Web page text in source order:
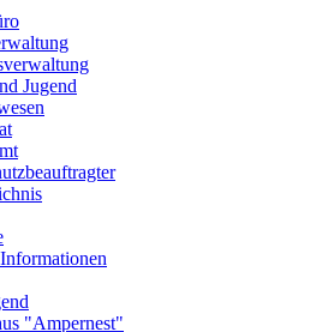
Jugend
"Ampernest"